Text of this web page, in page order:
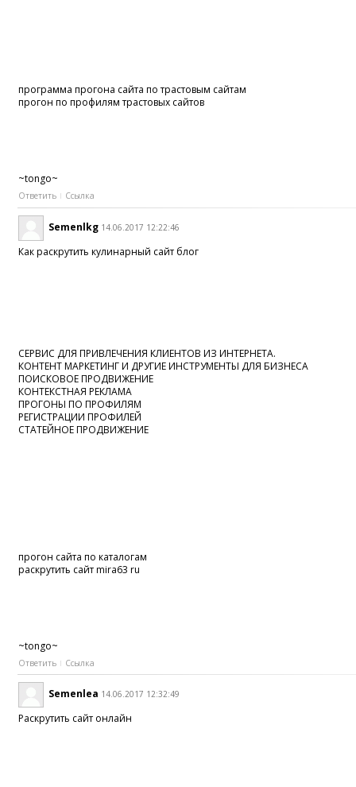
программа прогона сайта по трастовым сайтам
прогон по профилям трастовых сайтов
~tongo~
Ответить Ссылка
Semenlkg 14.06.2017 12:22:46
Как раскрутить кулинарный сайт блог
СЕРВИС ДЛЯ ПРИВЛЕЧЕНИЯ КЛИЕНТОВ ИЗ ИНТЕРНЕТА.
КОНТЕНТ МАРКЕТИНГ И ДРУГИЕ ИНСТРУМЕНТЫ ДЛЯ БИЗНЕСА
ПОИСКОВОЕ ПРОДВИЖЕНИЕ
КОНТЕКСТНАЯ РЕКЛАМА
ПРОГОНЫ ПО ПРОФИЛЯМ
РЕГИСТРАЦИИ ПРОФИЛЕЙ
СТАТЕЙНОЕ ПРОДВИЖЕНИЕ
прогон сайта по каталогам
раскрутить сайт mira63 ru
~tongo~
Ответить Ссылка
Semenlea 14.06.2017 12:32:49
Раскрутить сайт онлайн